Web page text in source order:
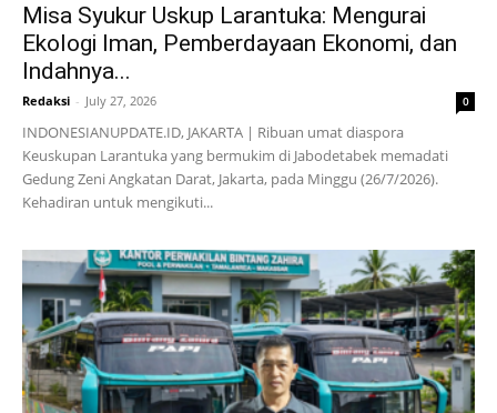
Misa Syukur Uskup Larantuka: Mengurai
Ekologi Iman, Pemberdayaan Ekonomi, dan
Indahnya...
Redaksi - July 27, 2026 0
INDONESIANUPDATE.ID, JAKARTA | Ribuan umat diaspora
Keuskupan Larantuka yang bermukim di Jabodetabek memadati
Gedung Zeni Angkatan Darat, Jakarta, pada Minggu (26/7/2026).
Kehadiran untuk mengikuti...